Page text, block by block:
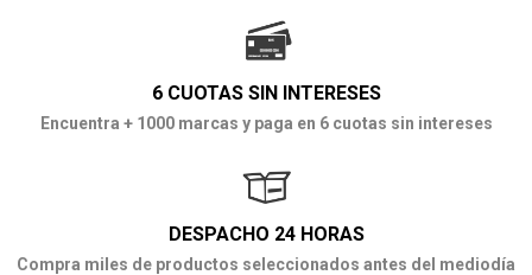
6 CUOTAS SIN INTERESES
Encuentra + 1000 marcas y paga en 6 cuotas sin intereses
DESPACHO 24 HORAS
Compra miles de productos seleccionados antes del mediodía